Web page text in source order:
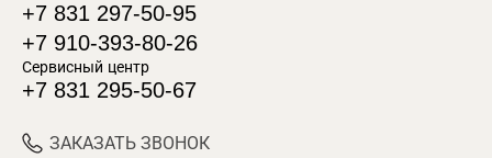
+7 831 297-50-95
+7 910-393-80-26
Сервисный центр
+7 831 295-50-67
ЗАКАЗАТЬ ЗВОНОК